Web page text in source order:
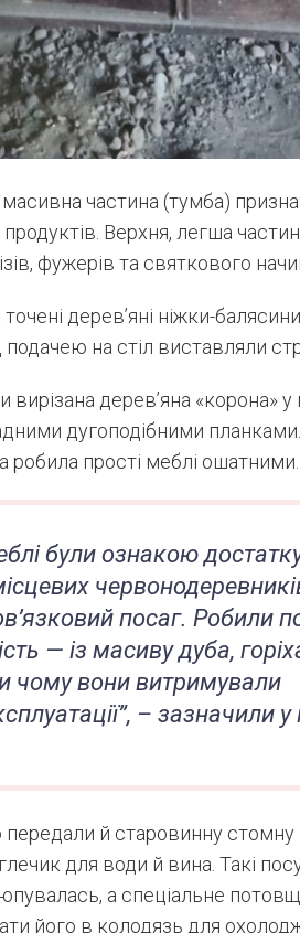
частина (тумба)
Верхня, легша
фужерів та святкового
дерев’яні ніжки-
на стіл виставляли
дерев’яна «корона» у
дугоподібними
робила прості меблі ошатними.
були ознакою
посаг. Робили
— із масиву дуба,
чому вони витримували
– зазначили у
й старовинну стомну
для води й вина. Такі
а спеціальне
його в колодязь для